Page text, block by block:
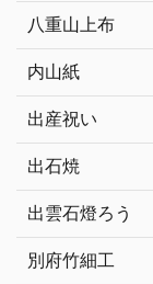
八重山上布
内山紙
出産祝い
出石焼
出雲石燈ろう
別府竹細工